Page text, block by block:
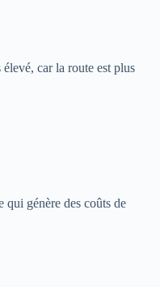
car la route est plus
qui génère des coûts de